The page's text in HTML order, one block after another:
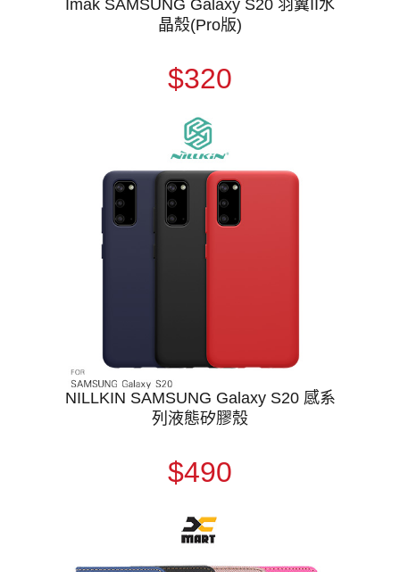
Imak SAMSUNG Galaxy S20 羽翼II水
晶殼(Pro版)
$320
NILLKIN SAMSUNG Galaxy S20 感系
列液態矽膠殼
$490